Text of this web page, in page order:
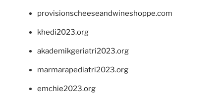
provisionscheeseandwineshoppe.com
khedi2023.org
akademikgeriatri2023.org
marmarapediatri2023.org
emchie2023.org